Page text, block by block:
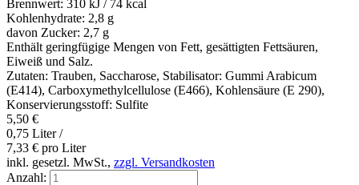
Brennwert: 310 kJ / 74 kcal
Kohlenhydrate: 2,8 g
davon Zucker: 2,7 g
Enthält geringfügige Mengen von Fett, gesättigten Fettsäuren,
Eiweiß und Salz.
Zutaten: Trauben, Saccharose, Stabilisator: Gummi Arabicum
(E414), Carboxymethylcellulose (E466), Kohlensäure (E 290),
Konservierungsstoff: Sulfite
5,50 €
0,75 Liter /
7,33 € pro Liter
inkl. gesetzl. MwSt., zzgl. Versandkosten
Anzahl: